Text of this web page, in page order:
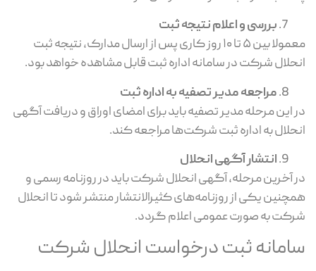
بررسی و اعلام نتیجه ثبت
معمولا بین ۵ تا ۱۰ روز کاری پس از ارسال مدارک، نتیجه ثبت
انحلال شرکت در سامانه اداره ثبت قابل مشاهده خواهد بود.
مراجعه مدیر تصفیه به اداره ثبت
در این مرحله مدیر تصفیه باید برای امضای اوراق و دریافت آگهی
انحلال به اداره ثبت شرکت‌ها مراجعه کند.
انتشار آگهی انحلال
در آخرین مرحله، آگهی انحلال شرکت باید در روزنامه رسمی و
همچنین یکی از روزنامه‌های کثیرالانتشار منتشر شود تا انحلال
شرکت به ‌صورت عمومی اعلام گردد.
سامانه ثبت درخواست انحلال شرکت